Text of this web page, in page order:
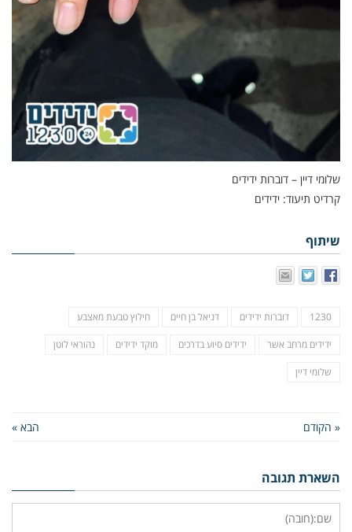
שלומי דיין – דוברות ידידים
קרדיט תיעוד: ידידים
שיתוף
1230 דוברות ידידים דניאל בן חיים חילוץ טבעת מאצבע
ידידים מרחב אשר ידידים סיוע בדרכים מוקד ידידים נהוראי לוטן
שלומי דיין
« הקודם הבא »
השארת תגובה